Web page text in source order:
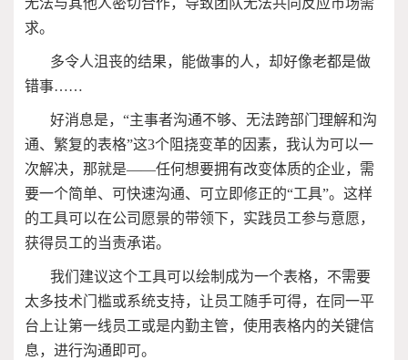
无法与其他人密切合作，导致团队无法共同反应市场需
求。
多令人沮丧的结果，能做事的人，却好像老都是做
错事……
好消息是，“主事者沟通不够、无法跨部门理解和沟
通、繁复的表格”这3个阻挠变革的因素，我认为可以一
次解决，那就是——任何想要拥有改变体质的企业，需
要一个简单、可快速沟通、可立即修正的“工具”。这样
的工具可以在公司愿景的带领下，实践员工参与意愿，
获得员工的当责承诺。
我们建议这个工具可以绘制成为一个表格，不需要
太多技术门槛或系统支持，让员工随手可得，在同一平
台上让第一线员工或是内勤主管，使用表格内的关键信
息，进行沟通即可。